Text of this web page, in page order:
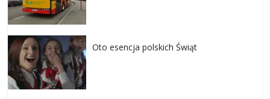
Oto esencja polskich Świąt